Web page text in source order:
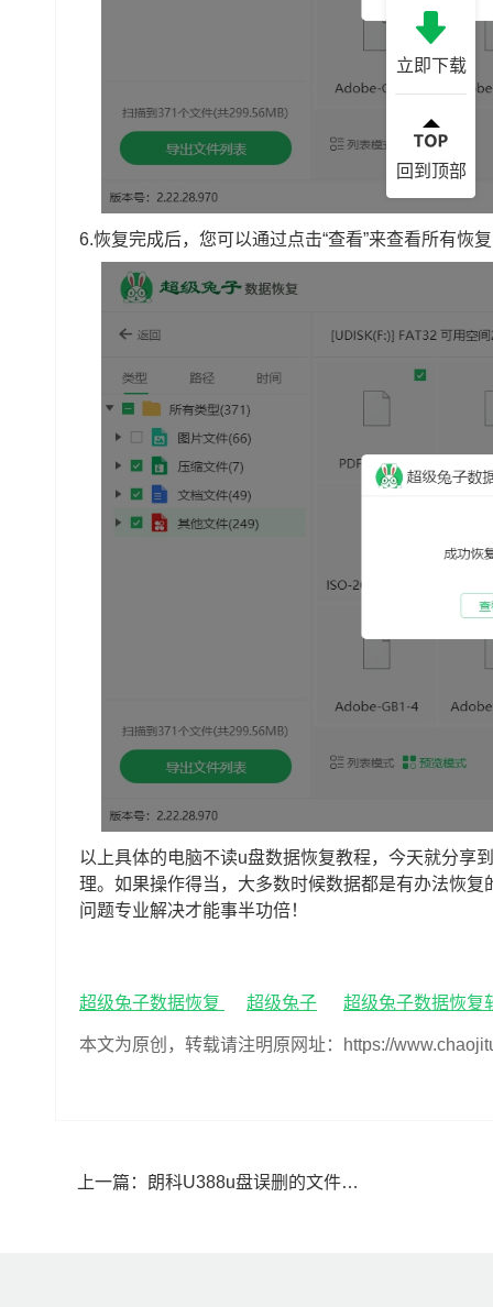
6.恢复完成后，您可以通过点击“查看”来查看所有恢
以上具体的电脑不读u盘数据恢复教程，今天就分享
理。如果操作得当，大多数时候数据都是有办法恢
问题专业解决才能事半功倍！
超级兔子数据恢复 超级兔子 超级兔子数据恢复
本文为原创，转载请注明原网址：https://
上一篇： 朗科U388u盘误删的文件夹可以恢复吗(朗科U388u盘文件夹误删了如何恢复)
立即下载
回到顶部